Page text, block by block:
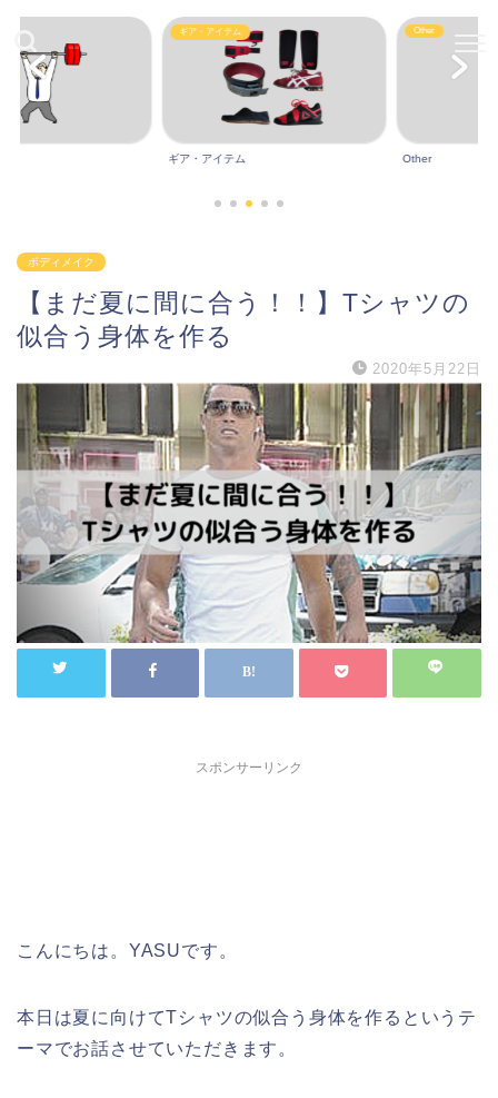
ギア・アイテム
ギア・アイテム
Other
Other
ボディメイク
【まだ夏に間に合う！！】Tシャツの
似合う身体を作る
2020年5月22日
スポンサーリンク
こんにちは。YASUです。
本日は夏に向けてTシャツの似合う身体を作るというテ
ーマでお話させていただきます。